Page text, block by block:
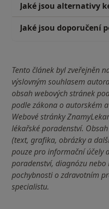
Jaké jsou alternativy
Jaké jsou doporučení
Tento článek byl zveřejněn
výslovným souhlasem
obsah webových stránek
podle zákona o autorském
Webové stránky
lékařské poradenství.
(text, grafika, obrázky a
pouze pro informační účely
poradenství, diagnózu nebo
pochybnosti o zdravotním
specialistu.